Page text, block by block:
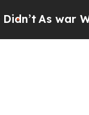
As war With